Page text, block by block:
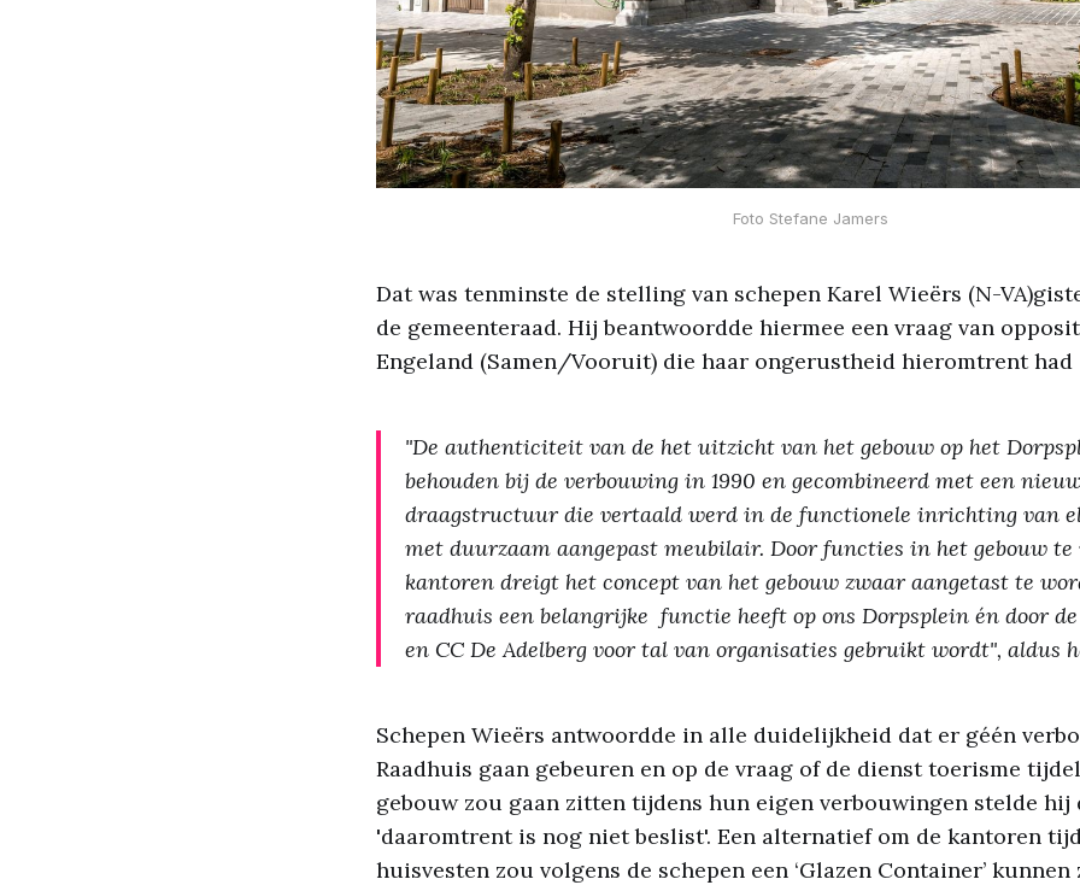
Foto Stefane Jamers
Dat was tenminste de stelling van schepen Karel Wieërs (N-
de gemeenteraad. Hij beantwoordde hiermee een vraag van
Engeland (Samen/Vooruit) die haar ongerustheid hieromtrent had
"De authenticiteit van de het uitzicht van het gebouw op het
behouden bij de verbouwing in 1990 en gecombineerd met een
draagstructuur die vertaald werd in de functionele inrichting van
met duurzaam aangepast meubilair. Door functies in het gebouw
kantoren dreigt het concept van het gebouw zwaar aangetast te
raadhuis een belangrijke functie heeft op ons Dorpsplein én door
en CC De Adelberg voor tal van organisaties gebruikt wordt", aldus
Schepen Wieërs antwoordde in alle duidelijkheid dat er géén
Raadhuis gaan gebeuren en op de vraag of de dienst toerisme
gebouw zou gaan zitten tijdens hun eigen verbouwingen stelde hij
'daaromtrent is nog niet beslist'. Een alternatief om de kantoren
huisvesten zou volgens de schepen een ‘Glazen Container’ kunnen